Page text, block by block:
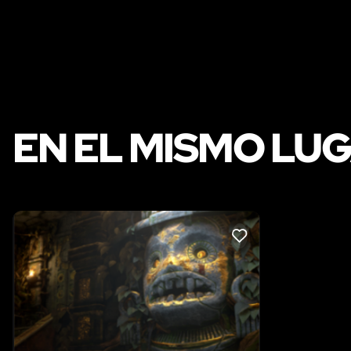
EN EL MISMO
LIKE